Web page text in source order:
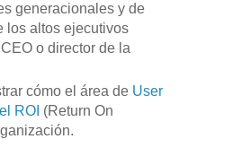
generacionales y de
los altos ejecutivos
o director de la
cómo el área de User
ROI (Return On